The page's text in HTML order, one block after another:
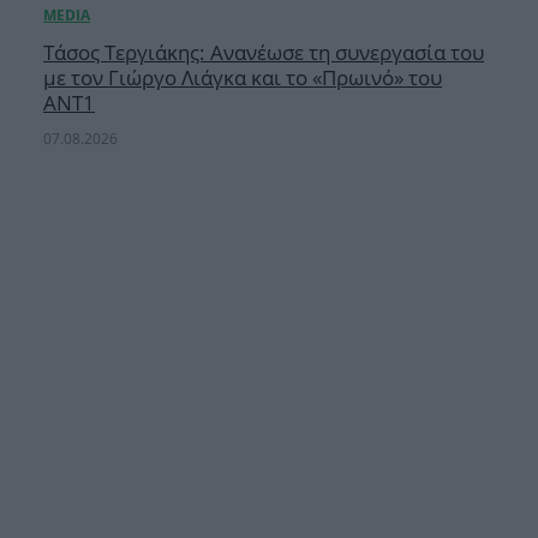
Τάσος Τεργιάκης: Ανανέωσε τη συνεργασία του
με τον Γιώργο Λιάγκα και το «Πρωινό» του
ΑΝΤ1
07.08.2026